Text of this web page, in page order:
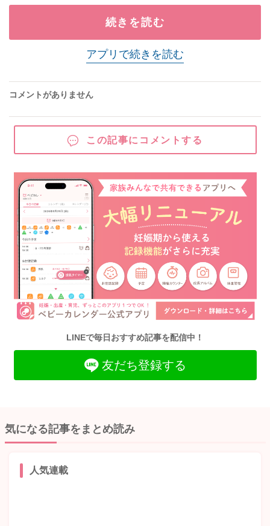
続きを読む
アプリで続きを読む
コメントがありません
この記事にコメントする
LINEで毎日おすすめ記事を配信中！
友だち登録する
気になる記事をまとめ読み
人気連載